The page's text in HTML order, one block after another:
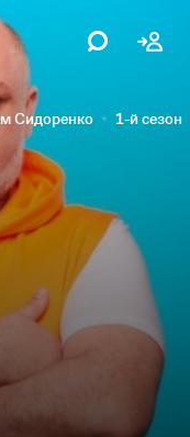
Сидоренко 1-й сезон